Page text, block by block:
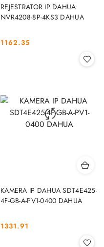
REJESTRATOR IP DAHUA
NVR4208-8P-4KS3 DAHUA
Cena:
1162.35
KAMERA IP DAHUA SDT4E425-
4F-GB-A-PV1-0400 DAHUA
Cena:
1331.91